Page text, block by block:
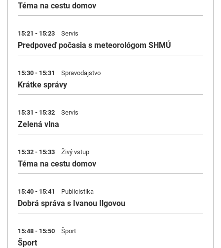
Téma na cestu domov
15:21 - 15:23 Servis
Predpoveď počasia s meteorológom SHMÚ
15:30 - 15:31 Spravodajstvo
Krátke správy
15:31 - 15:32 Servis
Zelená vlna
15:32 - 15:33 Živý vstup
Téma na cestu domov
15:40 - 15:41 Publicistika
Dobrá správa s Ivanou Ilgovou
15:48 - 15:50 Šport
Šport